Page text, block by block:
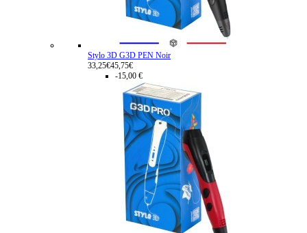
Stylo 3D G3D PEN Noir
33,25€45,75€
-15,00 €